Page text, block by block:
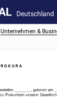
Deutschland
Unternehmen &